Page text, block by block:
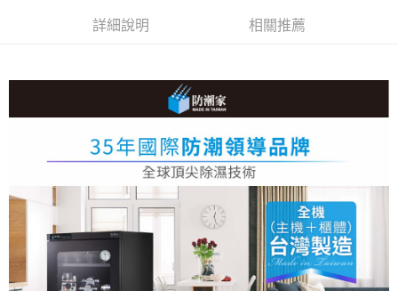
【關於「AFTEE先享後付」】
２．便利：只要手機號碼，簡訊認證，即可結帳。
３．安心：先確認商品／服務後，再付款。
【「AFTEE先享後付」結帳流程】
１．於結帳方式選擇「AFTEE先享後付」後，將跳轉至「AFTEE先享後付」
結帳頁面，進行簡訊認證並確認金額後，即可完成結帳。
２．訂單成立數日內，您將收到繳費通知簡訊。
３．收到繳費通知簡訊後14天內，點擊此簡訊中的連結，可透過四大超商／
ATM／網路銀行／等多元方式進行付款，方視為交易完成。
※ 請注意：結帳手續完成當下不需立刻繳費，但若您需要取消訂單，請聯絡
購買商品的店家。未經商家同意取消之訂單仍視為有效，需透過AFTEE先享
後付繳納相關費用。
※ 交易是否成功請以「AFTEE先享後付 」之結帳頁面顯示為準，若有關於
運送方式
每筆NT$75，滿NT$399(含以上)免運費
詳細說明 相關推薦